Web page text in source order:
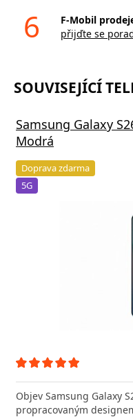
6
F-Mobil
přijďte se
SOUVISEJÍCÍ
Samsung Galaxy
Modrá
Doprava zdarma
5G
Objev Samsung Galaxy
propracovaným